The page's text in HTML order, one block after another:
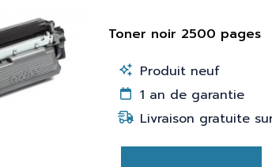
Toner noir 2500 pages
Produit neuf
1 an de garantie
Livraison gratuite